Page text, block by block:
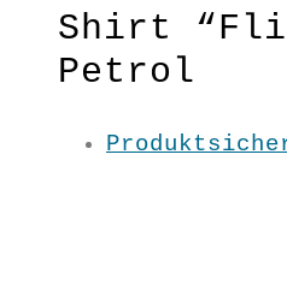
Shirt
Petrol
Das Shirt, das